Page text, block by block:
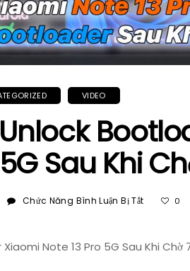
VIDEO
Sau Khi
Chức Năng Bình Luận Bị Tắt
Unlock
0
Note 13 Pro 5G Sau Khi Chờ